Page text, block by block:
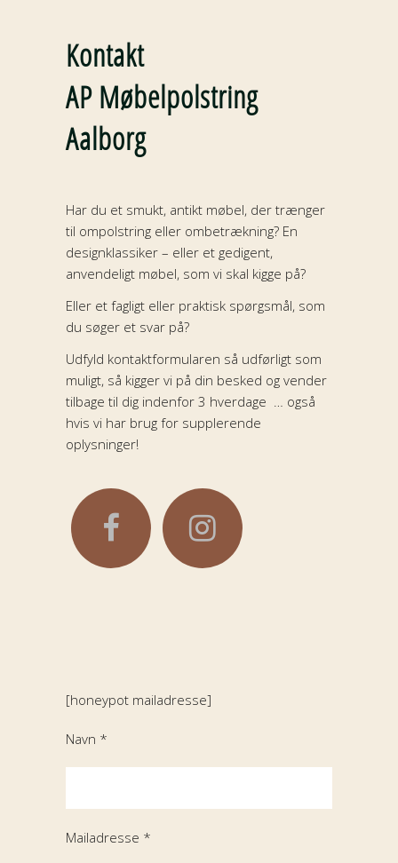
Kontakt
AP Møbelpolstring
Aalborg
Har du et smukt, antikt møbel, der trænger
til ompolstring eller ombetrækning? En
designklassiker – eller et gedigent,
anvendeligt møbel, som vi skal kigge på?
Eller et fagligt eller praktisk spørgsmål, som
du søger et svar på?
Udfyld kontaktformularen så udførligt som
muligt, så kigger vi på din besked og vender
tilbage til dig indenfor 3 hverdage … også
hvis vi har brug for supplerende
oplysninger!
[honeypot mailadresse]
Navn *
Mailadresse *